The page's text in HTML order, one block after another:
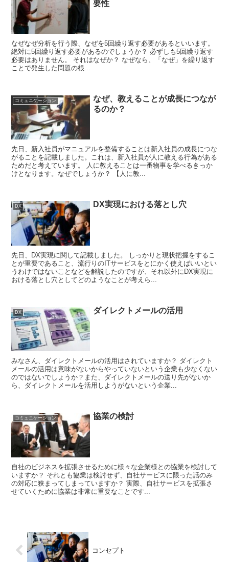
要性
なぜなぜ分析を行う際、なぜを5回繰り返す必要があるといいます。
絶対に5回繰り返す必要があるのでしょうか？ 必ずしも5回繰り返す
必要はありません。 それはなぜか？ なぜなら、「なぜ」を繰り返す
ことで発生した問題の根...
コミュニケーション
なぜ、教えることが成長につなが
るのか？
先日、新入社員がマニュアルを整備することは新入社員の成長につな
がることを記載しました。これは、新入社員が人に教える行為がある
ためだと考えています。 人に教えることは一番物事を学べるきっか
けとなります。なぜでしょうか？ 【人に教...
DX DX実現における落とし穴
先日、DX実現に関して記載しました。 しっかりと現状把握をするこ
とが重要であること、流行りのITサービスをとにかく使えばいいとい
うわけではないことなどを解説したのですが、それ以外にDX実現に
おける落とし穴としてどのようなことが考えら...
DX ダイレクトメールの活用
みなさん、ダイレクトメールの活用はされていますか？ ダイレクト
メールの活用は意味がないからやっていないという企業も少なくない
のではないでしょうか？また、ダイレクトメールの送り先がないか
ら、ダイレクトメールを活用しようがないという企業...
コミュニケーション 協業の検討
自社のビジネスを拡張させるために様々な企業様との協業を検討して
いますか？ それとも協業は検討せず、自社サービスに限った話のみ
の対応に狭まってしまっていますか？ 実際、自社サービスを拡張さ
せていくために協業は非常に重要なことです...
コンセプト